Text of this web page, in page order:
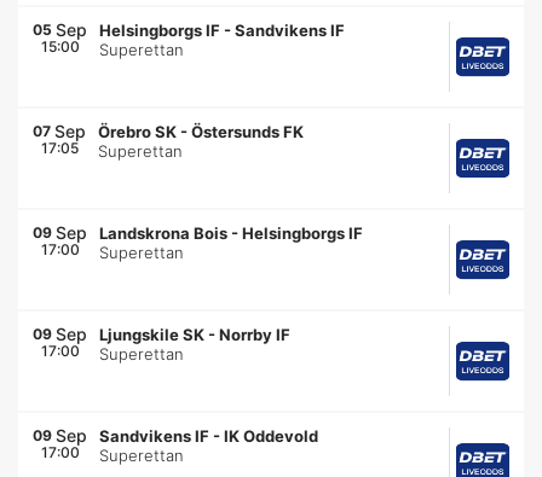
05 Sep
15:00
Helsingborgs IF -Sandvikens IF
Superettan
07 Sep
17:05
Örebro SK -Östersunds FK
Superettan
09 Sep
17:00
Landskrona Bois -Helsingborgs IF
Superettan
09 Sep
17:00
Ljungskile SK -Norrby IF
Superettan
09 Sep
17:00
Sandvikens IF -IK Oddevold
Superettan